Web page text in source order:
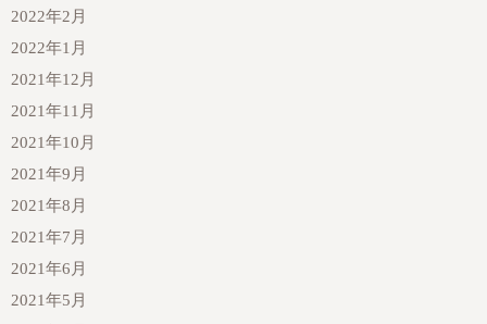
2022年2月
2022年1月
2021年12月
2021年11月
2021年10月
2021年9月
2021年8月
2021年7月
2021年6月
2021年5月